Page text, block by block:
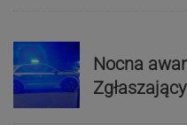
Nocna